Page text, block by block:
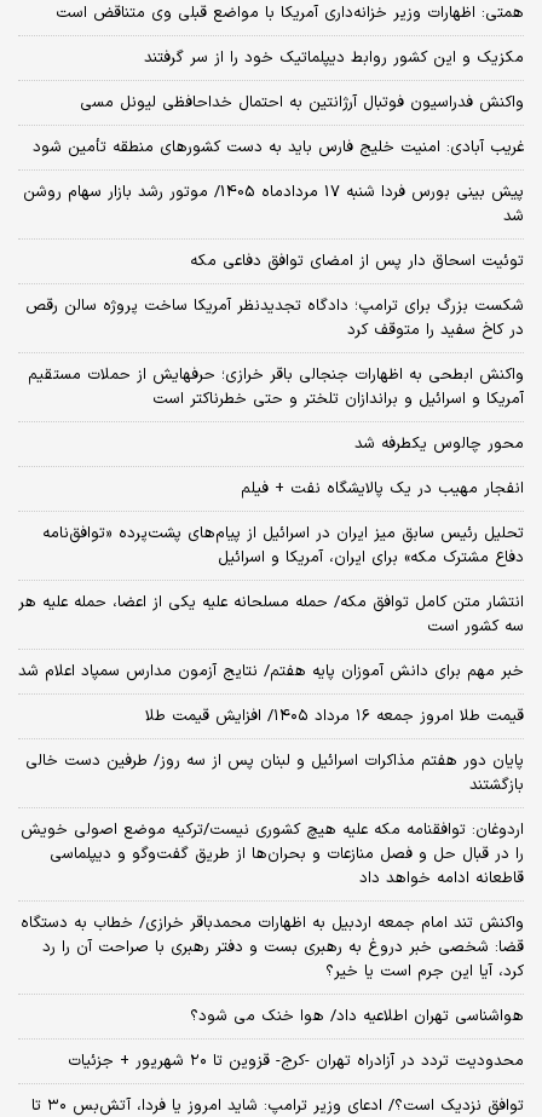
همتی: اظهارات وزیر خزانه‌داری آمریکا با مواضع قبلی وی متناقض است
مکزیک و این کشور روابط دیپلماتیک خود را از سر گرفتند
واکنش فدراسیون فوتبال آرژانتین به احتمال خداحافظی لیونل مسی
غریب آبادی: امنیت خلیج فارس باید به دست کشورهای منطقه تأمین شود
پیش بینی بورس فردا شنبه 17 مردادماه 1405/ موتور رشد بازار سهام روشن
شد
توئیت اسحاق دار پس از امضای توافق دفاعی مکه
شکست بزرگ برای ترامپ؛ دادگاه تجدیدنظر آمریکا ساخت پروژه سالن رقص
در کاخ سفید را متوقف کرد
واکنش ابطحی به اظهارات جنجالی باقر خرازی؛ حرفهایش از حملات مستقیم
آمریکا و اسرائیل و براندازان تلختر و حتی خطرناکتر است
محور چالوس یکطرفه شد
انفجار مهیب در یک پالایشگاه نفت + فیلم
تحلیل رئیس سابق میز ایران در اسرائیل از پیام‌های پشت‌پرده «توافق‌نامه
دفاع مشترک مکه» برای ایران، آمریکا و اسرائیل
انتشار متن کامل توافق مکه/ حمله مسلحانه علیه یکی از اعضا، حمله علیه هر
سه کشور است
خبر مهم برای دانش آموزان پایه هفتم/ نتایج آزمون مدارس سمپاد اعلام شد
قیمت طلا امروز جمعه ۱۶ مرداد ۱۴۰۵/ افزایش قیمت طلا
پایان دور هفتم مذاکرات اسرائیل و لبنان پس از سه روز/ طرفین دست خالی
بازگشتند
اردوغان: توافقنامه مکه علیه هیچ کشوری نیست/ترکیه موضع اصولی خویش
را در قبال حل و فصل منازعات و بحران‌ها از طریق گفت‌وگو و دیپلماسی
قاطعانه ادامه خواهد داد
واکنش تند امام جمعه اردبیل به اظهارات محمدباقر خرازی/ خطاب به دستگاه
قضا: شخصی خبر دروغ به رهبری بست و دفتر رهبری با صراحت آن را رد
کرد، آیا این جرم است یا خیر؟
هواشناسی تهران اطلاعیه داد/ هوا خنک می شود؟
محدودیت تردد در آزادراه تهران -کرج- قزوین تا ۲۰ شهریور + جزئیات
توافق نزدیک است؟/ ادعای وزیر ترامپ: شاید امروز یا فردا، آتش‌بس ۳۰ تا